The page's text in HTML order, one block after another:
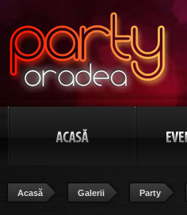
Acasă Galerii Party